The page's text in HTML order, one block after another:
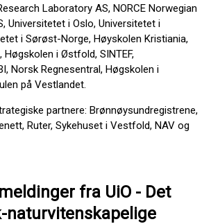
Laboratory AS, NORCE Norwegian
Universitetet i Oslo, Universitetet i
i Sørøst-Norge, Høyskolen Kristiania,
i Østfold, SINTEF,
Norsk Regnesentral, Høgskolen i
på Vestlandet.
partnere: Brønnøysundregistrene,
Ruter, Sykehuset i Vestfold, NAV og
fra UiO - Det
naturvitenskapelige